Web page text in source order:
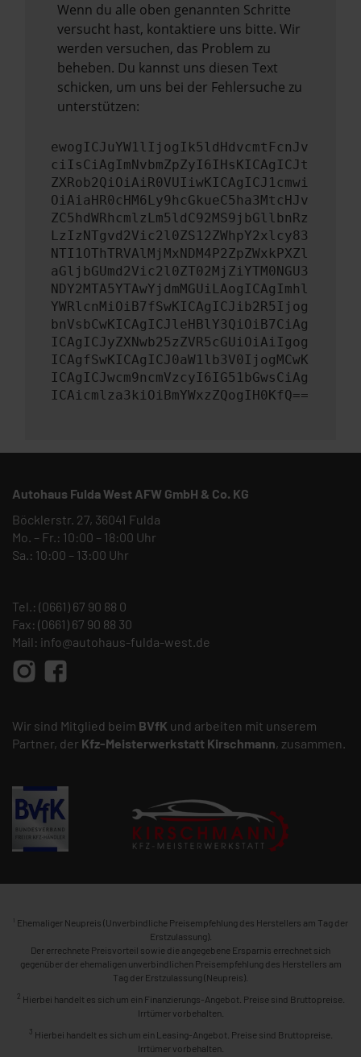
Wenn du alle oben genannten Schritte
versucht hast, kontaktiere uns bitte. Wir
werden versuchen, das Problem zu
beheben. Du kannst uns diesen Text
schicken, um uns bei der Fehlersuche zu
unterstützen:
ewogICJuYW1lIjogIk5ldHdvcmtFcnJv
ciIsCiAgImNvbmZpZyI6IHsKICAgICJt
ZXRob2QiOiAiR0VUIiwKICAgICJ1cmwi
OiAiaHR0cHM6Ly9hcGkueC5ha3MtcHJv
ZC5hdWRhcmlzLm5ldC92MS9jbGllbnRz
LzIzNTgvd2Vic2l0ZS12ZWhpY2xlcy83
NTI1OThTRVAlMjMxNDM4P2ZpZWxkPXZl
aGljbGUmd2Vic2l0ZT02MjZiYTM0NGU3
NDY2MTA5YTAwYjdmMGUiLAogICAgImhl
YWRlcnMiOiB7fSwKICAgICJib2R5Ijog
bnVsbCwKICAgICJleHBlY3QiOiB7CiAg
ICAgICJyZXNwb25zZVR5cGUiOiAiIgog
ICAgfSwKICAgICJ0aW1lb3V0IjogMCwK
ICAgICJwcm9ncmVzcyI6IG51bGwsCiAg
ICAicmlza3kiOiBmYWxzZQogIH0KfQ==
Autohaus Fulda West AFW GmbH & Co. KG
Böcklerstr. 27, 36041 Fulda
Mo. – Fr.: 10:00 – 18:00 Uhr
Sa.: 10:00 – 13:00 Uhr
Tel.: (0661) 67 90 88 0
Fax: (0661) 67 90 88 30
Mail: info@autohaus-fulda-west.de
Wir sind Mitglied beim BVfK und arbeiten mit unserem
Partner, der Kfz-Meisterwerkstatt Kirschmann, zusammen.
1 Ehemaliger Neupreis (Unverbindliche Preisempfehlung des Herstellers am Tag der
Erstzulassung).
Der errechnete Preisvorteil sowie die angegebene Ersparnis errechnet sich
gegenüber der ehemaligen unverbindlichen Preisempfehlung des Herstellers am
Tag der Erstzulassung (Neupreis).
2 Hierbei handelt es sich um ein Finanzierungs-Angebot. Preise sind Bruttopreise.
Irrtümer vorbehalten.
3 Hierbei handelt es sich um ein Leasing-Angebot. Preise sind Bruttopreise.
Irrtümer vorbehalten.